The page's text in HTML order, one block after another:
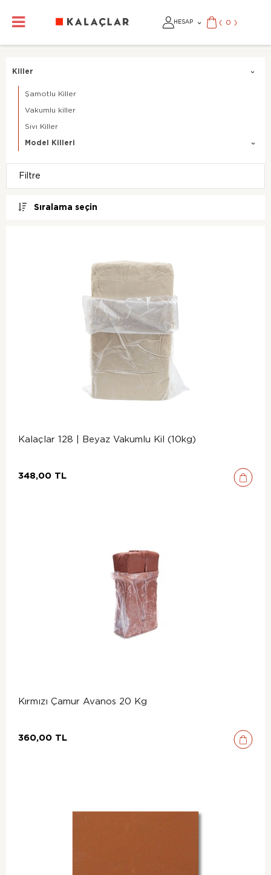
( 0 )
HESAP
Killer
Şamotlu Killer
Vakumlu killer
Sıvı Killer
Model Killeri
Filtre
Sıralama seçin
Kalaçlar 128 | Beyaz Vakumlu Kil (10kg)
348,00 TL
Kırmızı Çamur Avanos 20 Kg
360,00 TL